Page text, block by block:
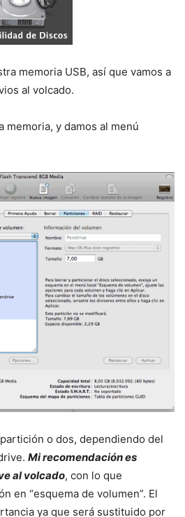
memoria USB, así que vamos a
al volcado.
memoria, y damos al menú
o dos, dependiendo del
Mi recomendación es
al volcado, con lo que
en “esquema de volumen”. El
ya que será sustituido por